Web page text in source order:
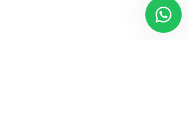
Sizlere yardımcı olmaktan mutluluk